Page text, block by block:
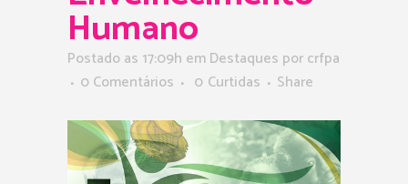
Humano
Postado as 17:09h emDestaques porcrfpa
0 Comentários
0 Curtidas Share